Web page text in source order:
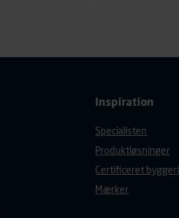
Inspiration
Specialisten
Produktløsninger
Certificeret byggeri
Mærker